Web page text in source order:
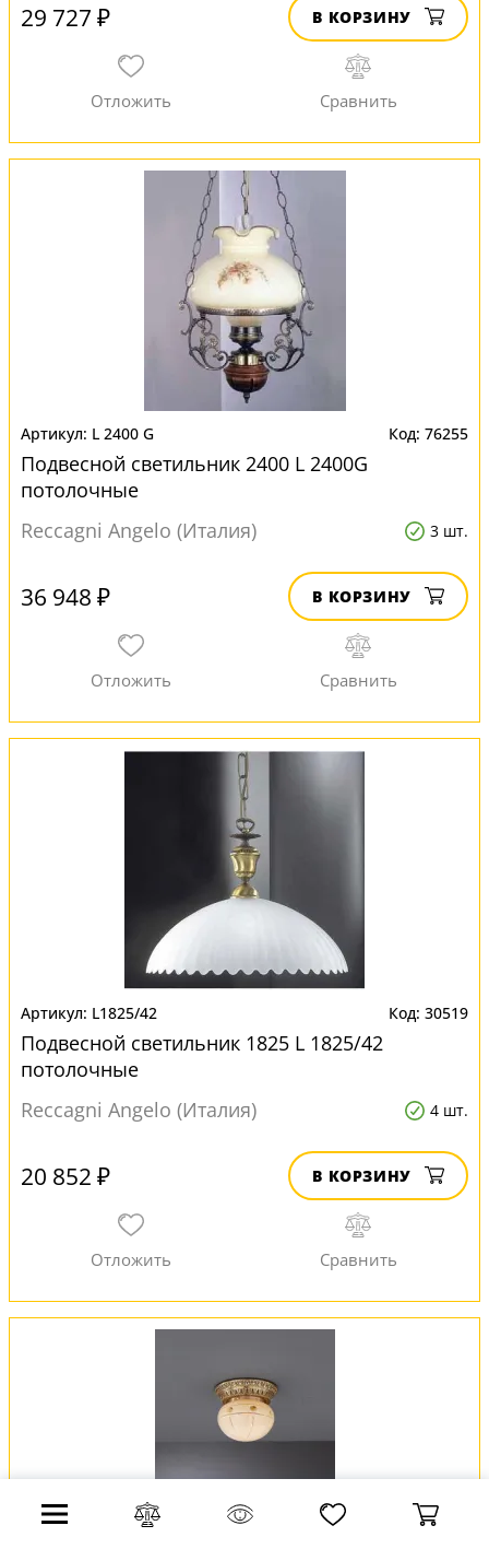
29 727 ₽ В КОРЗИНУ
L 2400 G 76255
Подвесной светильник 2400 L 2400G
потолочные
Reccagni Angelo (Италия)
3 шт.
36 948 ₽ В КОРЗИНУ
L1825/42 30519
Подвесной светильник 1825 L 1825/42
потолочные
Reccagni Angelo (Италия)
4 шт.
20 852 ₽ В КОРЗИНУ